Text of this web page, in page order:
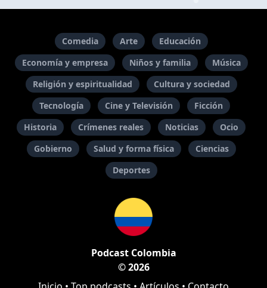
Comedia Arte
Educación
Economía y empresa
Niños y familia
Música
Religión y espiritualidad
Cultura y sociedad
Tecnología
Cine y Televisión
Ficción
Historia
Crímenes reales Noticias
Ocio
Gobierno
Salud y forma física
Ciencias
Deportes
Podcast Colombia
© 2026